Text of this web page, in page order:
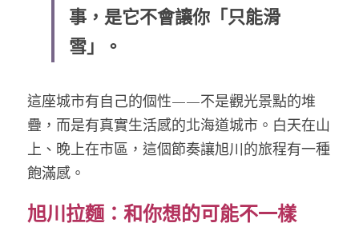
事，是它不會讓你「只能滑
雪」。
這座城市有自己的個性——不是觀光景點的堆
疊，而是有真實生活感的北海道城市。白天在山
上、晚上在市區，這個節奏讓旭川的旅程有一種
飽滿感。
旭川拉麵：和你想的可能不一樣